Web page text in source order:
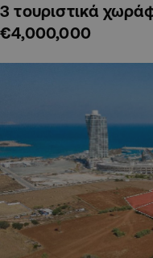
3 τουριστικά
€4,000,000